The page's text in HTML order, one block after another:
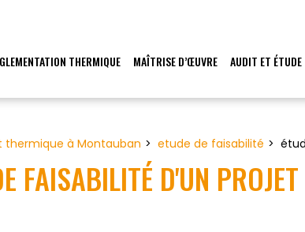
THERMIQUE MAÎTRISE D’ŒUVRE AUDIT ET ÉTUDE
thermique à Montauban etude de faisabilité
FAISABILITÉ D'UN